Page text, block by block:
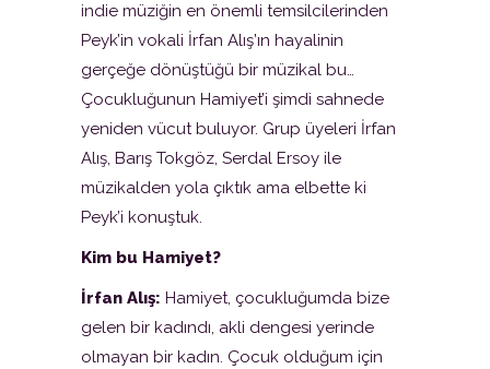
indie müziğin en önemli temsilcilerinden
Peyk’in vokali İrfan Alış’ın hayalinin
gerçeğe dönüştüğü bir müzikal bu…
Çocukluğunun Hamiyet’i şimdi sahnede
yeniden vücut buluyor. Grup üyeleri İrfan
Alış, Barış Tokgöz, Serdal Ersoy ile
müzikalden yola çıktık ama elbette ki
Peyk’i konuştuk.
Kim bu Hamiyet?
İrfan Alış: Hamiyet, çocukluğumda bize
gelen bir kadındı, akli dengesi yerinde
olmayan bir kadın. Çocuk olduğum için